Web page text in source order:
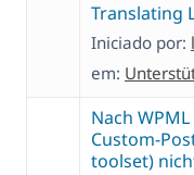
Translating
Iniciado por:
em:
Nach
Custom-
toolset)